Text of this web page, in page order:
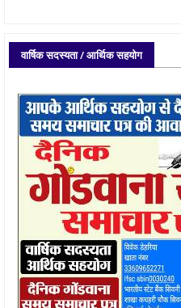
वार्षिक सदस्यता / आर्थिक सहयोग